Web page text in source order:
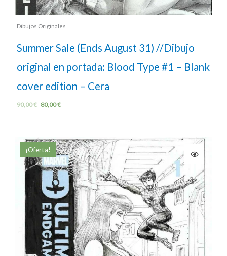
Dibujos Originales
Summer Sale (Ends August 31) //Dibujo
original en portada: Blood Type #1 – Blank
cover edition – Cera
90,00€ 80,00€
¡Oferta!